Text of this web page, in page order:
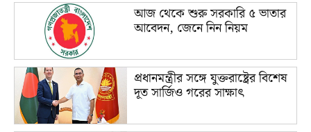
আজ থেকে শুরু সরকারি ৫ ভাতার
আবেদন, জেনে নিন নিয়ম
প্রধানমন্ত্রীর সঙ্গে যুক্তরাষ্ট্রের বিশেষ
দূত সার্জিও গরের সাক্ষাৎ